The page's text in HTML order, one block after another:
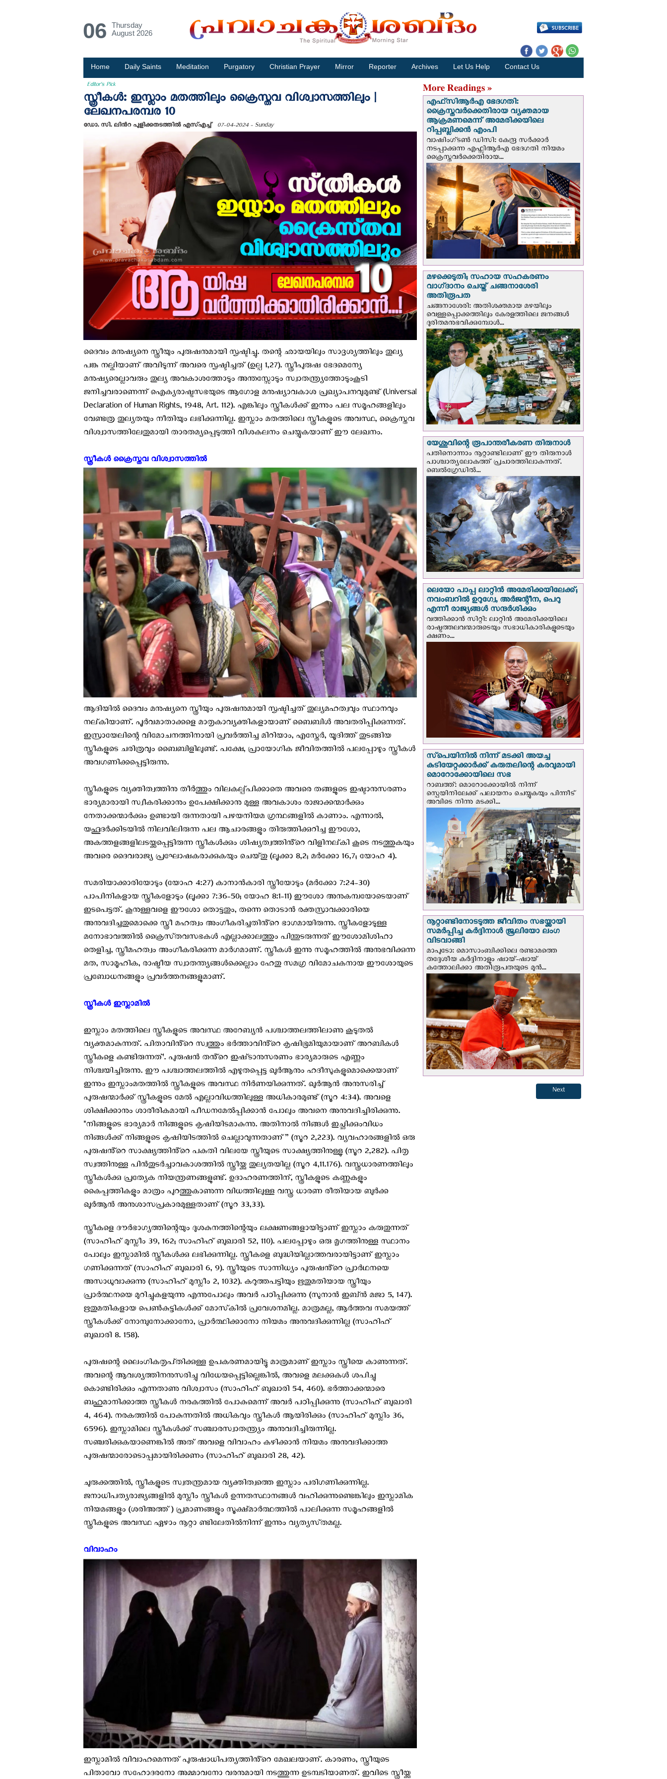
06
Thursday
August 2026
Home Daily Saints Meditation Purgatory Christian Prayer Mirror Reporter Archives Let Us Help Contact Us
Editor's Pick
സ്ത്രീകള്‍: ഇസ്ലാം മതത്തിലും ക്രൈസ്തവ വിശ്വാസത്തിലും |
ലേഖനപരമ്പര 10
ഡോ. സി. ലിന്‍റ പുളിക്കതടത്തില്‍ എസ്‌എച്ച് 07-04-2024 - Sunday
ദൈവം മനുഷ്യനെ സ്ത്രീയും പുരുഷനുമായി സൃഷ്ടിച്ചു. തന്റെ ഛായയിലും സാദൃശ്യത്തിലും തുല്യ
പങ്കു നല്കിയാണ് അവിടുന്ന് അവരെ സൃഷ്ടിച്ചത് (ഉല്പ 1,27). സ്ത്രീപുരുഷ ഭേദമെന്യേ
മനുഷ്യരെല്ലാവരും തുല്യ അവകാശത്തോടും അന്തസ്സോടും സ്വാതന്ത്ര്യത്തോടുംകൂടി
ജനിച്ചവരാണെന്ന് ഐക്യരാഷ്ട്രസഭയുടെ ആഗോള മനുഷ്യാവകാശ പ്രഖ്യാപനവുമുണ്ട് (Universal
Declaration of Human Rights, 1948, Art. 112). എങ്കിലും സ്ത്രീകൾക്ക് ഇന്നും പല സമൂഹങ്ങളിലും
വേണ്ടത്ര തുല്യതയും നീതിയും ലഭിക്കുന്നില്ല. ഇസ്ലാം മതത്തിലെ സ്ത്രീകളുടെ അവസ്ഥ, ക്രൈസ്തവ
വിശ്വാസത്തിലേതുമായി താരതമ്യപ്പെടുത്തി വിശകലനം ചെയ്യുകയാണ് ഈ ലേഖനം.
സ്ത്രീകൾ ക്രൈസ്തവ വിശ്വാസത്തില്‍
ആദിയിൽ ദൈവം മനുഷ്യനെ സ്ത്രീയും പുരുഷനുമായി സൃഷ്ടിച്ചത് തുല്യമഹത്വവും സ്ഥാനവും
നല്‌കിയാണ്. പൂർവമാതാക്കളെ മാതൃകാവ്യക്തികളായാണ് ബൈബിൾ അവതരിപ്പിക്കുന്നത്.
ഇസ്രായേലിന്റെ വിമോചനത്തിനായി പ്രവർത്തിച്ച മിറിയാം, എസ്തേർ, യൂദിത്ത് തുടങ്ങിയ
സ്ത്രീകളുടെ ചരിത്രവും ബൈബിളിലുണ്ട്. പക്ഷേ, പ്രായോഗിക ജീവിതത്തിൽ പലപ്പോഴും സ്ത്രീകൾ
അവഗണിക്കപ്പെട്ടിരുന്നു.
സ്ത്രീകളുടെ വ്യക്തിത്വത്തിനു തീർത്തും വിലകല്പ്പിക്കാതെ അവരെ തങ്ങളുടെ ഇഷ്ടാനുസരണം
ഭാര്യമാരായി സ്വീകരിക്കാനും ഉപേക്ഷിക്കാനു മുള്ള അവകാശം രാജാക്കന്മാർക്കും
നേതാക്കന്മാർക്കും ഉണ്ടായി രുന്നതായി പഴയനിയമ ഗ്രന്ഥങ്ങളിൽ കാണാം. എന്നാൽ,
യഹൂദർക്കിടയിൽ നിലവിലിരുന്ന പല ആചാരങ്ങളും തിരുത്തിക്കുറിച്ച ഈശോ,
അകത്തളങ്ങളിലടയ്ക്കപ്പെട്ടിരുന്ന സ്ത്രീകൾക്കും ശിഷ്യത്വത്തിൻ്റെ വിളിനല്‌കി കൂടെ നടത്തുകയും
അവരെ ദൈവരാജ്യ പ്രഘോഷകരാക്കുകയും ചെയ്‌തു (ലൂക്കാ 8,2; മർക്കോ 16,7; യോഹ 4).
സമരിയാക്കാരിയോടും (യോഹ 4:27) കാനാൻകാരി സ്ത്രീയോടും (മർക്കോ 7:24-30)
പാപിനികളായ സ്ത്രീകളോടും (ലൂക്കാ 7:36-50; യോഹ 8:1-11) ഈശോ അനുകമ്പയോടെയാണ്
ഇടപെട്ടത്. കൂനുള്ളവളെ ഈശോ തൊട്ടതും, തന്നെ തൊടാൻ രക്തസ്രാവക്കാരിയെ
അനുവദിച്ചതുമൊക്കെ സ്ത്രീ മഹത്വം അംഗീകരിച്ചതിൻ്റെ ഭാഗമായിരുന്നു. സ്ത്രീകളോടുള്ള
മനോഭാവത്തിൽ ക്രൈസ്‌തവസഭകൾ എല്ലാക്കാലത്തും പിന്തുടരുന്നത് ഈശോമിശിഹാ
തെളിച്ച, സ്ത്രീമഹത്വം അംഗീകരിക്കുന്ന മാർഗമാണ്. സ്ത്രീകൾ ഇന്നു സമൂഹത്തിൽ അനുഭവിക്കുന്ന
മത, സാമൂഹിക, രാഷ്ട്രീയ സ്വാതന്ത്യങ്ങൾക്കെല്ലാം ഹേതു സമഗ്ര വിമോചകനായ ഈശോയുടെ
പ്രബോധനങ്ങളും പ്രവർത്തനങ്ങളുമാണ്.
സ്ത്രീകൾ ഇസ്ലാമിൽ
ഇസ്ലാം മതത്തിലെ സ്ത്രീകളുടെ അവസ്ഥ അറേബ്യൻ പശ്ചാത്തലത്തിലാണു കൂടുതൽ
വ്യക്തമാകുന്നത്. പിതാവിൻ്റെ സ്വത്തും ഭർത്താവിൻ്റെ കൃഷിഭൂമിയുമായാണ് അറബികൾ
സ്ത്രീകളെ കണ്ടിരുന്നത്¹. പുരുഷൻ തൻ്റെ ഇഷ്‌ടാനുസരണം ഭാര്യമാരുടെ എണ്ണം
നിശ്ചയിച്ചിരുന്നു. ഈ പശ്ചാത്തലത്തിൽ എഴുതപ്പെട്ട ഖുർആനും ഹദീസുകളുമൊക്കെയാണ്
ഇന്നും ഇസ്ലാംമതത്തിൽ സ്ത്രീകളുടെ അവസ്ഥ നിർണയിക്കുന്നത്. ഖുർആൻ അനുസരിച്ച്
പുരുഷന്മാർക്ക് സ്ത്രീകളുടെ മേൽ എല്ലാവിധത്തിലുള്ള അധികാരമുണ്ട് (സൂറ 4:34). അവളെ
ശിക്ഷിക്കാനും ശാരീരികമായി പീഡനമേൽപ്പിക്കാൻ പോലും അവനെ അനുവദിച്ചിരിക്കുന്നു.
"നിങ്ങളുടെ ഭാര്യമാർ നിങ്ങളുടെ കൃഷിയിടമാകുന്നു. അതിനാൽ നിങ്ങൾ ഇച്ഛിക്കുംവിധം
നിങ്ങൾക്ക് നിങ്ങളുടെ കൃഷിയിടത്തിൽ ചെല്ലാവുന്നതാണ്” (സൂറ 2,223). വ്യവഹാരങ്ങളിൽ ഒരു
പുരുഷൻ്റെ സാക്ഷ്യത്തിൻ്റെ പകുതി വിലയേ സ്ത്രീയുടെ സാക്ഷ്യത്തിനുള്ളു (സൂറ 2,282). പിതൃ
സ്വത്തിനുള്ള പിൻതുടർച്ചാവകാശത്തിൽ സ്ത്രീയ്ക്കു തുല്യതയില്ല (സൂറ 4,11.176). വസ്ത്രധാരണത്തിലും
സ്ത്രീകൾക്കു പ്രത്യേക നിയന്ത്രണങ്ങളുണ്ട്. ഉദാഹരണത്തിന്, സ്ത്രീകളുടെ കണ്ണുകളും
കൈപ്പത്തികളും മാത്രം പുറത്തുകാണുന്ന വിധത്തിലുള്ള വസ്ത്ര ധാരണ രീതിയായ ബുർക്ക
ഖുർആൻ അനുശാസപ്രകാരമുള്ളതാണ് (സൂറ 33,33).
സ്ത്രീകളെ ദൗർഭാഗ്യത്തിന്റെയും ദുശകുനത്തിന്റെയും ലക്ഷണങ്ങളായിട്ടാണ് ഇസ്ലാം കരുതുന്നത്
(സാഹിഹ് മുസ്ലീം 39, 162; സാഹിഹ് ബുഖാരി 52, 110). പലപ്പോഴും ഒരു മൃഗത്തിനുള്ള സ്ഥാനം
പോലും ഇസ്ലാമിൽ സ്ത്രീകൾക്കു ലഭിക്കുന്നില്ല. സ്ത്രീകളെ ബുദ്ധിയില്ലാത്തവരായിട്ടാണ് ഇസ്ലാം
ഗണിക്കുന്നത് (സാഹിഹ് ബുഖാരി 6, 9). സ്ത്രീയുടെ സാന്നിധ്യം പുരുഷൻ്റെ പ്രാർഥനയെ
അസാധുവാക്കുന്നു (സാഹിഹ് മുസ്ലീം 2, 1032). കറുത്തപട്ടിയും ഋതുമതിയായ സ്ത്രീയും
പ്രാർത്ഥനയെ മുറിച്ചുകളയുന്നു എന്നുപോലും അവർ പഠിപ്പിക്കുന്നു (സുനാൻ ഇബ്ൻ മജാ 5, 147).
ഋതുമതികളായ പെൺകുട്ടികൾക്ക് മോസ്‌കിൽ പ്രവേശനമില്ല. മാത്രമല്ല, ആർത്തവ സമയത്ത്
സ്ത്രീകൾക്ക് നോമ്പുനോക്കാനോ, പ്രാർത്ഥിക്കാനോ നിയമം അനുവദിക്കുന്നില്ല (സാഹിഹ്
ബുഖാരി 8. 158).
പുരുഷന്റെ ലൈംഗികതൃപ്‌തിക്കുള്ള ഉപകരണമായിട്ടു മാത്രമാണ് ഇസ്ലാം സ്ത്രീയെ കാണുന്നത്.
അവന്റെ ആവശ്യത്തിനനുസരിച്ചു വിധേയപ്പെട്ടില്ലെങ്കിൽ, അവളെ മലക്കുകൾ ശപിച്ചു
കൊണ്ടിരിക്കും എന്നതാണു വിശ്വാസം (സാഹിഹ് ബുഖാരി 54, 460). ഭർത്താക്കന്മാരെ
ബഹുമാനിക്കാത്ത സ്ത്രീകൾ നരകത്തിൽ പോകുമെന്ന് അവർ പഠിപ്പിക്കുന്നു (സാഹിഹ് ബുഖാരി
4, 464). നരകത്തിൽ പോകുന്നതിൽ അധികവും സ്ത്രീകൾ ആയിരിക്കും (സാഹിഹ് മുസ്ലിം 36,
6596). ഇസ്ലാമിലെ സ്ത്രീകൾക്ക് സഞ്ചാരസ്വാതന്ത്ര്യം അനുവദിച്ചിരുന്നില്ല.
സഞ്ചരിക്കുകയാണെങ്കിൽ അത് അവളെ വിവാഹം കഴിക്കാൻ നിയമം അനുവദിക്കാത്ത
പുരുഷന്മാരോടൊപ്പമായിരിക്കണം (സാഹിഹ് ബുഖാരി 28, 42).
ചുരുക്കത്തിൽ, സ്ത്രീകളുടെ സ്വതന്ത്രമായ വ്യക്തിത്വത്തെ ഇസ്ലാം പരിഗണിക്കുന്നില്ല.
ജനാധിപത്യരാജ്യങ്ങളിൽ മുസ്ലീം സ്ത്രീകൾ ഉന്നതസ്ഥാനങ്ങൾ വഹിക്കുന്നുണ്ടെങ്കിലും ഇസ്ലാമിക
നിയമങ്ങളും (ശരിഅത്ത്) പ്രമാണങ്ങളും സൂക്ഷ്‌മാർത്ഥത്തിൽ പാലിക്കുന്ന സമൂഹങ്ങളിൽ
സ്ത്രീകളുടെ അവസ്ഥ ഏഴാം നൂറ്റാ ണ്ടിലേതിൽനിന്ന് ഇന്നും വ്യത്യസ്‌തമല്ല.
വിവാഹം ‍
ഇസ്ലാമിൽ വിവാഹമെന്നത് പുരുഷാധിപത്യത്തിൻ്റെ മേഖലയാണ്. കാരണം, സ്ത്രീയുടെ
പിതാവോ സഹോദരനോ അമ്മാവനോ വരനുമായി നടത്തുന്ന ഉടമ്പടിയാണത്. ഇവിടെ സ്ത്രീയ്ക്കു
More Readings »
എഫ്‌സി‌ആര്‍‌എ ഭേദഗതി:
ക്രൈസ്തവർക്കെതിരായ വ്യക്തമായ
ആക്രമണമെന്ന് അമേരിക്കയിലെ
റിപ്പബ്ലിക്കൻ എംപി
വാഷിംഗ്ടണ്‍ ഡി‌സി: കേന്ദ്ര സർക്കാർ
നടപ്പാക്കുന്ന എഫ്സിആർഎ ഭേദഗതി നിയമം
ക്രൈസ്തവർക്കെതിരായ...
മഴക്കെടുതി; സഹായ സഹകരണം
വാഗ്‌ദാനം ചെയ്ത് ചങ്ങനാശേരി
അതിരൂപത
ചങ്ങനാശേരി: അതിശക്തമായ മഴയിലും
വെള്ളപ്പൊക്കത്തിലും കേരളത്തിലെ ജനങ്ങൾ
ദുരിതമനുഭവിക്കുമ്പോൾ...
യേശുവിന്റെ രൂപാന്തരീകരണ തിരുനാള്‍
പതിനൊന്നാം നൂറ്റാണ്ടിലാണ് ഈ തിരുനാള്‍
പാശ്ചാത്യലോകത്ത് പ്രചാരത്തിലാകുന്നത്.
ബെല്‍ഗ്രേഡില്‍...
ലെയോ പാപ്പ ലാറ്റിൻ അമേരിക്കയിലേക്ക്;
നവംബറില്‍ ഉറുഗ്വേ, അർജന്റീന, പെറു
എന്നീ രാജ്യങ്ങള്‍ സന്ദര്‍ശിക്കും
വത്തിക്കാന്‍ സിറ്റി: ലാറ്റിന്‍ അമേരിക്കയിലെ
രാഷ്ട്രത്തലവന്മാരുടെയും സഭാധികാരികളുടെയും
ക്ഷണം...
സ്‌പെയിനില്‍ നിന്ന് മടക്കി അയച്ച
കുടിയേറ്റക്കാര്‍ക്ക് കരുതലിന്റെ കരവുമായി
മൊറോക്കോയിലെ സഭ
റാബത്ത്: മൊറോക്കോയിൽ നിന്ന്
സ്പെയിനിലേക്ക് പലായനം ചെയ്യുകയും പിന്നീട്
അവിടെ നിന്നു മടക്കി...
നൂറ്റാണ്ടിനോടടുത്ത ജീവിതം സഭയ്ക്കായി
സമർപ്പിച്ച കർദ്ദിനാൾ ജൂലിയോ ലംഗ
വിടവാങ്ങി
മാപുടോ: മൊസാംബിക്കിലെ രണ്ടാമത്തെ
തദ്ദേശീയ കർദ്ദിനാളും ഷായ്-ഷായ്
കത്തോലിക്കാ അതിരൂപതയുടെ മുന്‍...
Next